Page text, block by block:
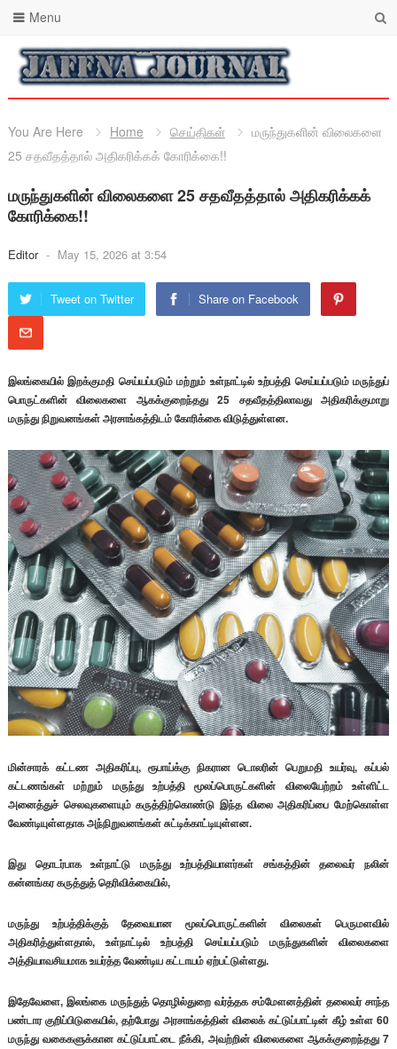
Menu
You Are Here Home செய்திகள்
மருந்துகளின் விலைகளை
25 சதவீதத்தால் அதிகரிக்கக் கோரிக்கை!!
மருந்துகளின் விலைகளை 25 சதவீதத்தால் அதிகரிக்கக்
கோரிக்கை!!
Editor - May 15, 2026 at 3:54
Tweet on Twitter Share on Facebook
இலங்கையில் இறக்குமதி செய்யப்படும் மற்றும் உள்நாட்டில் உற்பத்தி செய்யப்படும் மருந்துப்
பொருட்களின் விலைகளை ஆகக்குறைந்தது 25 சதவீதத்திலாவது அதிகரிக்குமாறு
மருந்து நிறுவனங்கள் அரசாங்கத்திடம் கோரிக்கை விடுத்துள்ளன.
மின்சாரக் கட்டண அதிகரிப்பு, ரூபாய்க்கு நிகரான டொலரின் பெறுமதி உயர்வு, கப்பல்
கட்டணங்கள் மற்றும் மருந்து உற்பத்தி மூலப்பொருட்களின் விலையேற்றம் உள்ளிட்ட
அனைத்துச் செலவுகளையும் கருத்திற்கொண்டு இந்த விலை அதிகரிப்பை மேற்கொள்ள
வேண்டியுள்ளதாக அந்நிறுவனங்கள் சுட்டிக்காட்டியுள்ளன.
இது தொடர்பாக உள்நாட்டு மருந்து உற்பத்தியாளர்கள் சங்கத்தின் தலைவர் நலின்
கன்னங்கர கருத்துத் தெரிவிக்கையில்,
மருந்து உற்பத்திக்குத் தேவையான மூலப்பொருட்களின் விலைகள் பெருமளவில்
அதிகரித்துள்ளதால், உள்நாட்டில் உற்பத்தி செய்யப்படும் மருந்துகளின் விலைகளை
அத்தியாவசியமாக உயர்த்த வேண்டிய கட்டாயம் ஏற்பட்டுள்ளது.
இதேவேளை, இலங்கை மருந்துத் தொழில்துறை வர்த்தக சம்மேளனத்தின் தலைவர் சாந்த
பண்டார குறிப்பிடுகையில், தற்போது அரசாங்கத்தின் விலைக் கட்டுப்பாட்டின் கீழ் உள்ள 60
மருந்து வகைகளுக்கான கட்டுப்பாட்டை நீக்கி, அவற்றின் விலைகளை ஆகக்குறைந்தது 7